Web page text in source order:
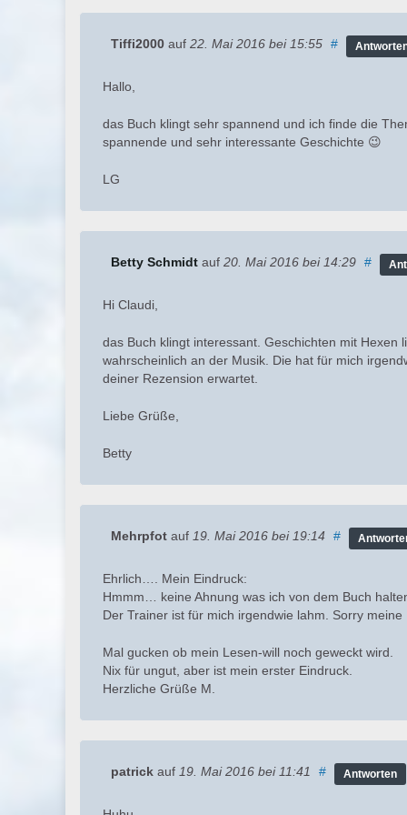
Tiffi2000 auf 22. Mai 2016 bei 15:55 #
Hallo,
das Buch klingt sehr spannend und ich finde die
spannende und sehr interessante Geschichte 😉
LG
Betty Schmidt auf 20. Mai 2016 bei 14:29 #
Hi Claudi,
das Buch klingt interessant. Geschichten mit
wahrscheinlich an der Musik. Die hat für mich
deiner Rezension erwartet.
Liebe Grüße,
Betty
Mehrpfot auf 19. Mai 2016 bei 19:14 #
Ehrlich…. Mein Eindruck:
Hmmm… keine Ahnung was ich von dem Buch
Der Trainer ist für mich irgendwie lahm. Sorry meine
Mal gucken ob mein Lesen-will noch geweckt wird.
Nix für ungut, aber ist mein erster Eindruck.
Herzliche Grüße M.
patrick auf 19. Mai 2016 bei 11:41 # Antworten